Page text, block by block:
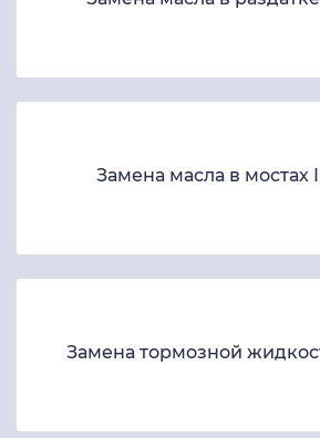
Замена масла в мостах
Замена тормозной